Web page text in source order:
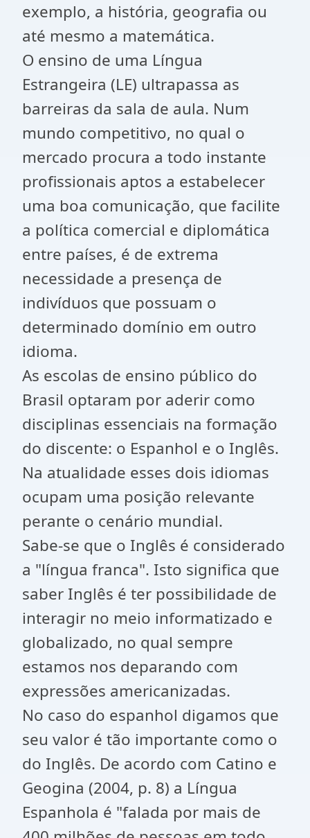
exemplo, a história, geografia ou
até mesmo a matemática.
O ensino de uma Língua
Estrangeira (LE) ultrapassa as
barreiras da sala de aula. Num
mundo competitivo, no qual o
mercado procura a todo instante
profissionais aptos a estabelecer
uma boa comunicação, que facilite
a política comercial e diplomática
entre países, é de extrema
necessidade a presença de
indivíduos que possuam o
determinado domínio em outro
idioma.
As escolas de ensino público do
Brasil optaram por aderir como
disciplinas essenciais na formação
do discente: o Espanhol e o Inglês.
Na atualidade esses dois idiomas
ocupam uma posição relevante
perante o cenário mundial.
Sabe-se que o Inglês é considerado
a "língua franca". Isto significa que
saber Inglês é ter possibilidade de
interagir no meio informatizado e
globalizado, no qual sempre
estamos nos deparando com
expressões americanizadas.
No caso do espanhol digamos que
seu valor é tão importante como o
do Inglês. De acordo com Catino e
Geogina (2004, p. 8) a Língua
Espanhola é "falada por mais de